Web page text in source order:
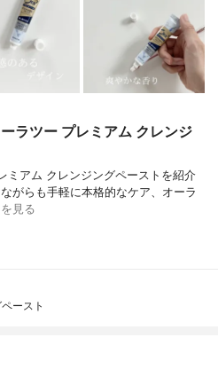
ラツー プレミアム クレンジ
ミアム クレンジングペーストを紹介
がらも手軽に本格的なケア、オーラ
見る
ースト